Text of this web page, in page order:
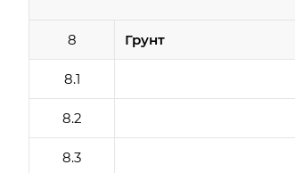
8 Грунт
8.1
8.2
8.3